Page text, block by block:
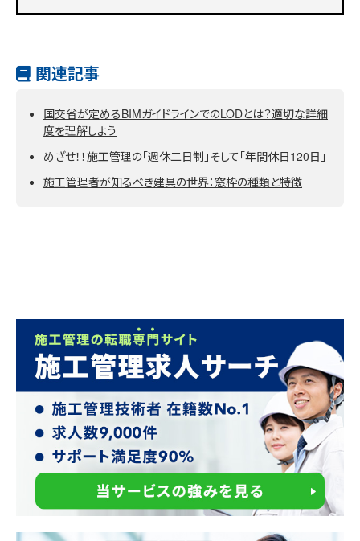
関連記事
国交省が定めるBIMガイドラインでのLODとは？適切な詳細
度を理解しよう
めざせ！！施工管理の「週休二日制」そして「年間休日120日」
施工管理者が知るべき建具の世界：窓枠の種類と特徴